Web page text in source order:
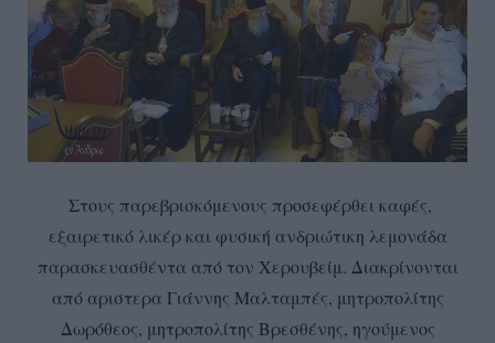
Στους παρεβρισκόμενους προσεφέρθει καφές,
εξαιρετικό λικέρ και φυσική ανδριώτικη λεμονάδα
παρασκευασθέντα από τον Χερουβείμ. Διακρίνονται
από αριστερα Γιάννης Μαλταμπές, μητροπολίτης
Δωρόθεος, μητροπολίτης Βρεσθένης, ηγούμενος